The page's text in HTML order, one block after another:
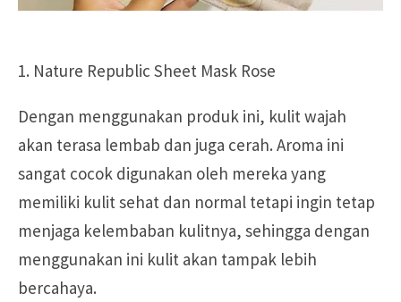
1. Nature Republic Sheet Mask Rose
Dengan menggunakan produk ini, kulit wajah
akan terasa lembab dan juga cerah. Aroma ini
sangat cocok digunakan oleh mereka yang
memiliki kulit sehat dan normal tetapi ingin tetap
menjaga kelembaban kulitnya, sehingga dengan
menggunakan ini kulit akan tampak lebih
bercahaya.